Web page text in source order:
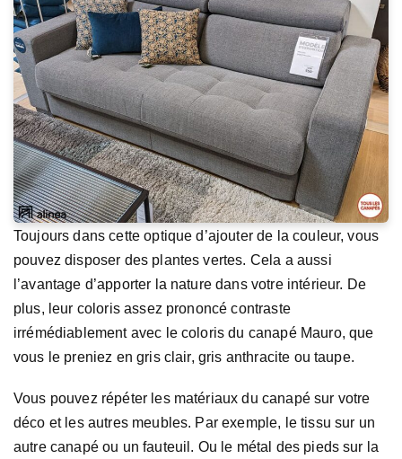
Toujours dans cette optique d’ajouter de la couleur, vous
pouvez disposer des plantes vertes. Cela a aussi
l’avantage d’apporter la nature dans votre intérieur. De
plus, leur coloris assez prononcé contraste
irrémédiablement avec le coloris du canapé Mauro, que
vous le preniez en gris clair, gris anthracite ou taupe.
Vous pouvez répéter les matériaux du canapé sur votre
déco et les autres meubles. Par exemple, le tissu sur un
autre canapé ou un fauteuil. Ou le métal des pieds sur la